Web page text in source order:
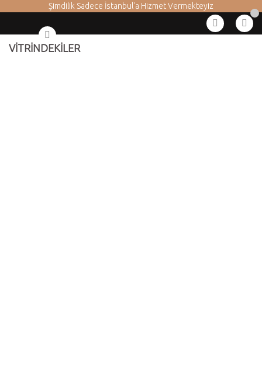
Şimdilik Sadece İstanbul'a Hizmet Vermekteyiz
VİTRİNDEKİLER